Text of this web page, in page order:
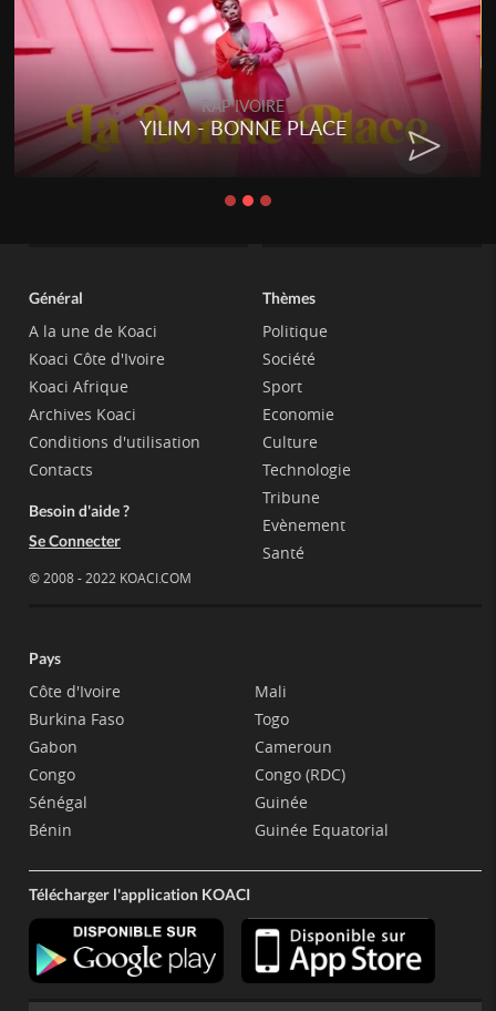
RAP IVOIRE
YILIM - BONNE PLACE
Général
A la une de Koaci
Koaci Côte d'Ivoire
Koaci Afrique
Archives Koaci
Conditions d'utilisation
Contacts
Besoin d'aide ?
Se Connecter
© 2008 - 2022 KOACI.COM
Thèmes
Politique
Société
Sport
Economie
Culture
Technologie
Tribune
Evènement
Santé
Pays
Côte d'Ivoire
Burkina Faso
Gabon
Congo
Sénégal
Bénin
Mali
Togo
Cameroun
Congo (RDC)
Guinée
Guinée Equatorial
Télécharger l'application KOACI